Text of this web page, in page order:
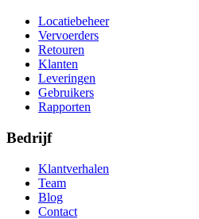
Locatiebeheer
Vervoerders
Retouren
Klanten
Leveringen
Gebruikers
Rapporten
Bedrijf
Klantverhalen
Team
Blog
Contact